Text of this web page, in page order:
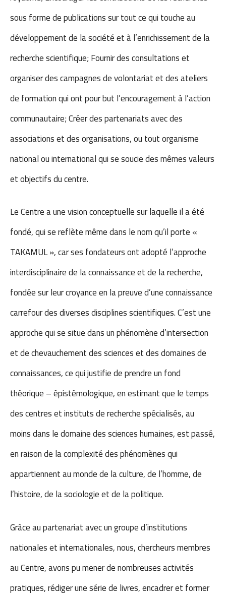
sous forme de publications sur tout ce qui touche au
développement de la société et à l’enrichissement de la
recherche scientifique; Fournir des consultations et
organiser des campagnes de volontariat et des ateliers
de formation qui ont pour but l’encouragement à l’action
communautaire; Créer des partenariats avec des
associations et des organisations, ou tout organisme
national ou international qui se soucie des mêmes valeurs
et objectifs du centre.
Le Centre a une vision conceptuelle sur laquelle il a été
fondé, qui se reflète même dans le nom qu’il porte «
TAKAMUL », car ses fondateurs ont adopté l’approche
interdisciplinaire de la connaissance et de la recherche,
fondée sur leur croyance en la preuve d’une connaissance
carrefour des diverses disciplines scientifiques. C’est une
approche qui se situe dans un phénomène d’intersection
et de chevauchement des sciences et des domaines de
connaissances, ce qui justifie de prendre un fond
théorique – épistémologique, en estimant que le temps
des centres et instituts de recherche spécialisés, au
moins dans le domaine des sciences humaines, est passé,
en raison de la complexité des phénomènes qui
appartiennent au monde de la culture, de l’homme, de
l’histoire, de la sociologie et de la politique.
Grâce au partenariat avec un groupe d’institutions
nationales et internationales, nous, chercheurs membres
au Centre, avons pu mener de nombreuses activités
pratiques, rédiger une série de livres, encadrer et former